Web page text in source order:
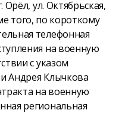
Орёл, ул. Октябрьская,
того, по короткому
телефонная
на военную
с указом
Андрея Клычкова
на военную
региональная